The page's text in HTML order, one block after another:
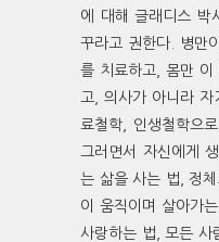
에 대해 글래디스 박
꾸라고 권한다. 병만
를 치료하고, 몸만 이
고, 의사가 아니라 자
료철학, 인생철학으
그러면서 자신에게
는 삶을 사는 법, 정
이 움직이며 살아가
사랑하는 법, 모든 사